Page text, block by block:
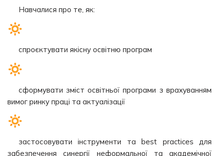
Навчалися про те, як:
спроєктувати якісну освітню програм
сформувати зміст освітньої програми з врахуванням
вимог ринку праці та актуалізації
застосовувати інструменти та best practices для
забезпечення синергії неформальної та академічної